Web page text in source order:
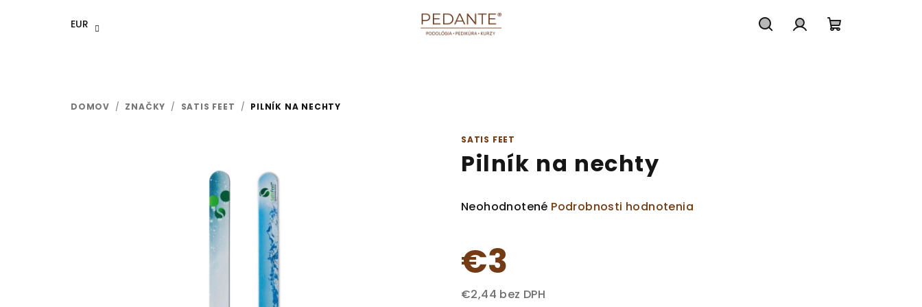
EUR
DOMOV / ZNAČKY / SATIS FEET / PILNÍK NA NECHTY
SATIS FEET
Pilník na nechty
Priemerné
je
0,0
z
Neohodnotené Podrobnosti hodnotenia
€3
€2,44 bez DPH